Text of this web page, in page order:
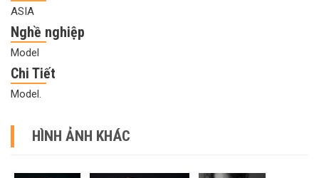
ASIA
Nghề nghiệp
Model
Chi Tiết
Model.
HÌNH ẢNH KHÁC